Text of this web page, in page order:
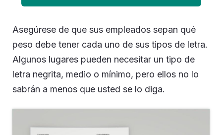
sabrán a menos que usted se lo diga.